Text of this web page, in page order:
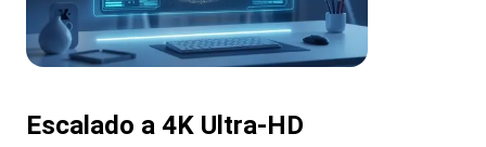
Escalado a 4K Ultra-HD